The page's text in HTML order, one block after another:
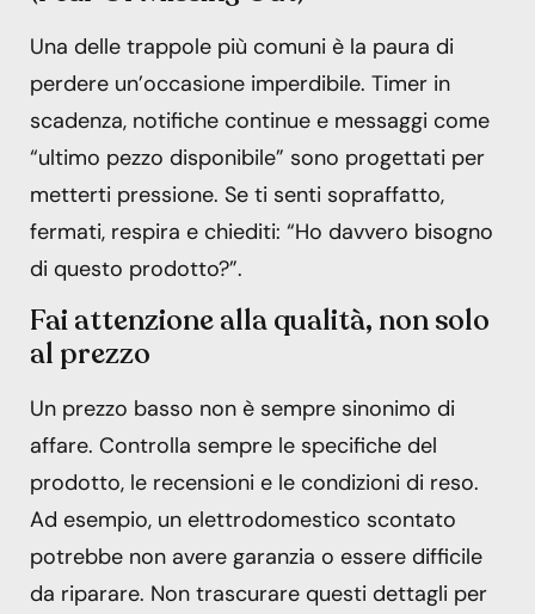
Una delle trappole più comuni è la paura di
perdere un’occasione imperdibile. Timer in
scadenza, notifiche continue e messaggi come
“ultimo pezzo disponibile” sono progettati per
metterti pressione. Se ti senti sopraffatto,
fermati, respira e chiediti: “Ho davvero bisogno
di questo prodotto?”.
Fai attenzione alla qualità, non solo
al prezzo
Un prezzo basso non è sempre sinonimo di
affare. Controlla sempre le specifiche del
prodotto, le recensioni e le condizioni di reso.
Ad esempio, un elettrodomestico scontato
potrebbe non avere garanzia o essere difficile
da riparare. Non trascurare questi dettagli per